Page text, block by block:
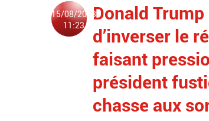
15/08/2023
11:23
Donald
d’inverser le
faisant
président
chasse aux